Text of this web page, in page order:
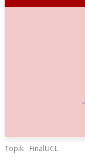
Topik FinalUCL